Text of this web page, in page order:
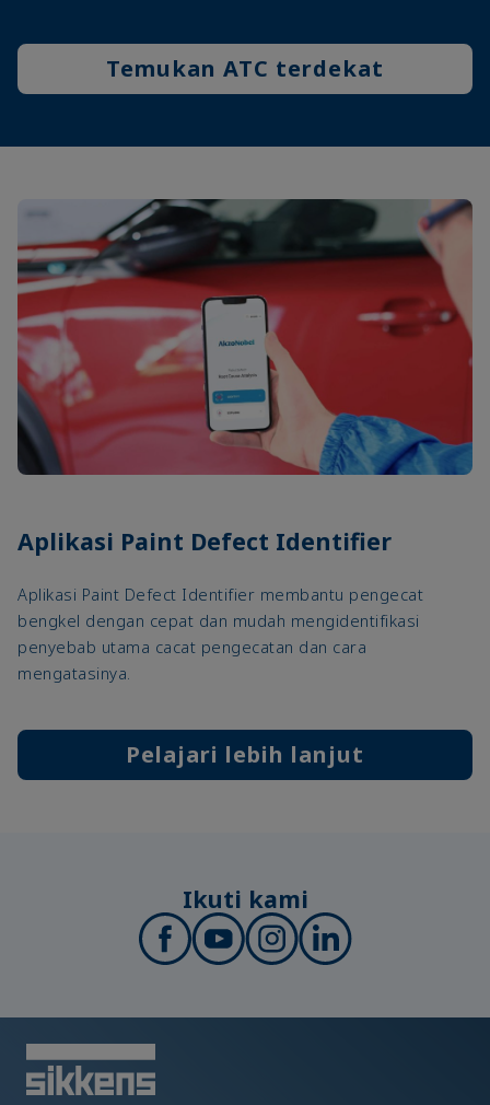
Temukan ATC terdekat
Aplikasi Paint Defect Identifier
Aplikasi Paint Defect Identifier membantu pengecat
bengkel dengan cepat dan mudah mengidentifikasi
penyebab utama cacat pengecatan dan cara
mengatasinya.
Pelajari lebih lanjut
Ikuti kami